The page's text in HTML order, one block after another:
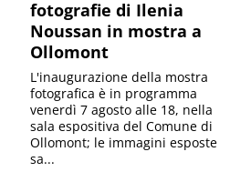
fotografie di Ilenia
Noussan in mostra a
Ollomont
L'inaugurazione della mostra
fotografica è in programma
venerdì 7 agosto alle 18, nella
sala espositiva del Comune di
Ollomont; le immagini esposte
sa...